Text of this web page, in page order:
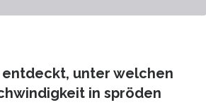
unter welchen
in spröden